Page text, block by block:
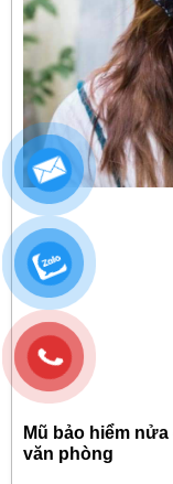
Mũ bảo hiểm
văn phòng